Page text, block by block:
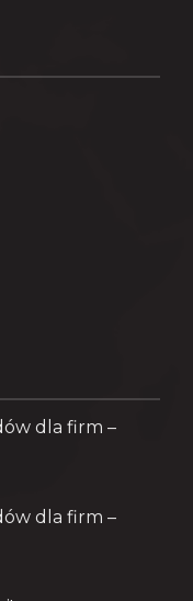
dla firm –
dla firm –